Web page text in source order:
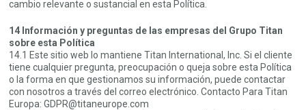
cambio relevante o sustancial en esta Política.
14 Información y preguntas de las empresas del Grupo Titan
sobre esta Política
14.1 Este sitio web lo mantiene Titan International, Inc. Si el cliente
tiene cualquier pregunta, preocupación o queja sobre esta Política
o la forma en que gestionamos su información, puede contactar
con nosotros a través del correo electrónico. Contacto Para Titan
Europa: GDPR@titaneurope.com